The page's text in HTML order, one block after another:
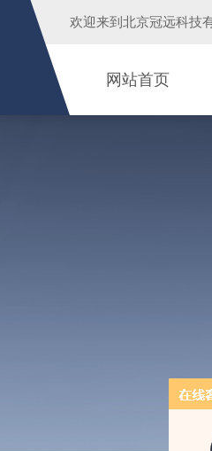
欢迎来到 北京冠远科技
网站首页